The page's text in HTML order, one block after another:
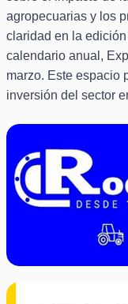
agropecuarias y los
claridad en la
calendario anual,
marzo. Este espacio
inversión del sector